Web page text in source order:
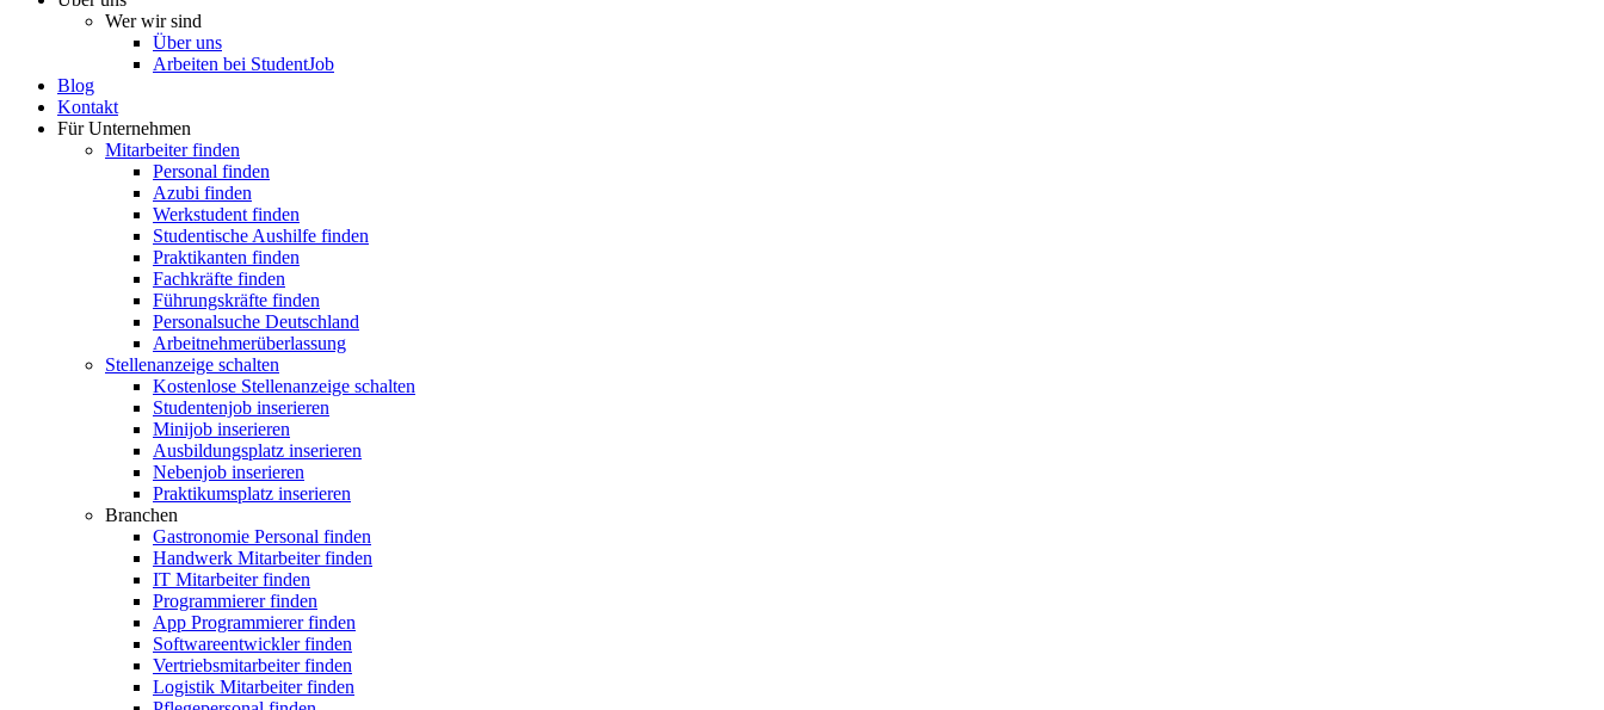
Wer wir sind
Über uns
Arbeiten bei StudentJob
Blog
Kontakt
Für Unternehmen
Mitarbeiter finden
Personal finden
Azubi finden
Werkstudent finden
Studentische Aushilfe finden
Praktikanten finden
Fachkräfte finden
Führungskräfte finden
Personalsuche Deutschland
Arbeitnehmerüberlassung
Stellenanzeige schalten
Kostenlose Stellenanzeige schalten
Studentenjob inserieren
Minijob inserieren
Ausbildungsplatz inserieren
Nebenjob inserieren
Praktikumsplatz inserieren
Branchen
Gastronomie Personal finden
Handwerk Mitarbeiter finden
IT Mitarbeiter finden
Programmierer finden
App Programmierer finden
Softwareentwickler finden
Vertriebsmitarbeiter finden
Logistik Mitarbeiter finden